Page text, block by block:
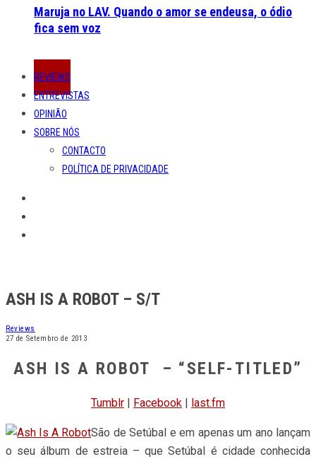
Maruja no LAV. Quando o amor se endeusa, o ódio
fica sem voz
REVIEWS
ENTREVISTAS
OPINIÃO
SOBRE NÓS
CONTACTO
POLÍTICA DE PRIVACIDADE
ASH IS A ROBOT – S/T
Reviews
27 de Setembro de 2013
ASH IS A ROBOT – “SELF-TITLED”
Tumblr Facebook last.fm
São de Setúbal e em apenas um ano lançam
o seu álbum de estreia – que Setúbal é cidade conhecida